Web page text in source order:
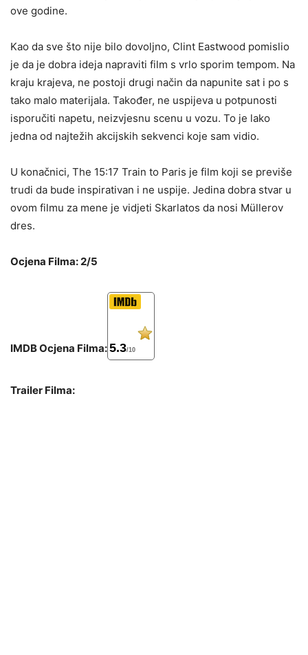
ove godine.
Kao da sve što nije bilo dovoljno, Clint Eastwood pomislio
je da je dobra ideja napraviti film s vrlo sporim tempom. Na
kraju krajeva, ne postoji drugi način da napunite sat i po s
tako malo materijala. Također, ne uspijeva u potpunosti
isporučiti napetu, neizvjesnu scenu u vozu. To je lako
jedna od najtežih akcijskih sekvenci koje sam vidio.
U konačnici, The 15:17 Train to Paris je film koji se previše
trudi da bude inspirativan i ne uspije. Jedina dobra stvar u
ovom filmu za mene je vidjeti Skarlatos da nosi Müllerov
dres.
Ocjena Filma: 2/5
IMDB Ocjena Filma:5.3/10
Trailer Filma: